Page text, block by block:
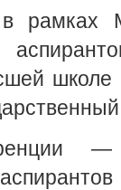
рамках
школе
—